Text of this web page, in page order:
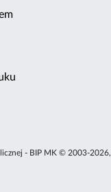
- BIP MK © 2003-2026,